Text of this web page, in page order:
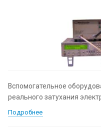
Вспомогательное
реального затухания
Подробнее